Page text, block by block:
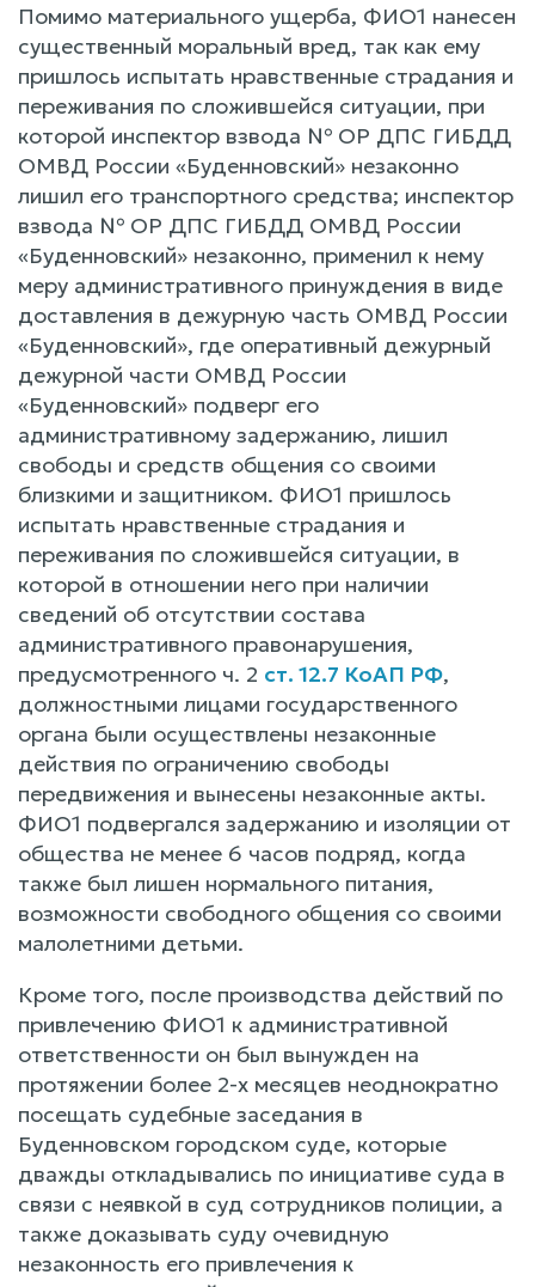
Помимо материального ущерба, ФИО1 нанесен
существенный моральный вред, так как ему
пришлось испытать нравственные страдания и
переживания по сложившейся ситуации, при
которой инспектор взвода № ОР ДПС ГИБДД
ОМВД России «Буденновский» незаконно
лишил его транспортного средства; инспектор
взвода № ОР ДПС ГИБДД ОМВД России
«Буденновский» незаконно, применил к нему
меру административного принуждения в виде
доставления в дежурную часть ОМВД России
«Буденновский», где оперативный дежурный
дежурной части ОМВД России
«Буденновский» подверг его
административному задержанию, лишил
свободы и средств общения со своими
близкими и защитником. ФИО1 пришлось
испытать нравственные страдания и
переживания по сложившейся ситуации, в
которой в отношении него при наличии
сведений об отсутствии состава
административного правонарушения,
предусмотренного ч. 2 ст. 12.7 КоАП РФ,
должностными лицами государственного
органа были осуществлены незаконные
действия по ограничению свободы
передвижения и вынесены незаконные акты.
ФИО1 подвергался задержанию и изоляции от
общества не менее 6 часов подряд, когда
также был лишен нормального питания,
возможности свободного общения со своими
малолетними детьми.
Кроме того, после производства действий по
привлечению ФИО1 к административной
ответственности он был вынужден на
протяжении более 2-х месяцев неоднократно
посещать судебные заседания в
Буденновском городском суде, которые
дважды откладывались по инициативе суда в
связи с неявкой в суд сотрудников полиции, а
также доказывать суду очевидную
незаконность его привлечения к